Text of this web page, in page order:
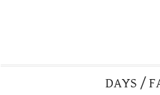
DAYS /